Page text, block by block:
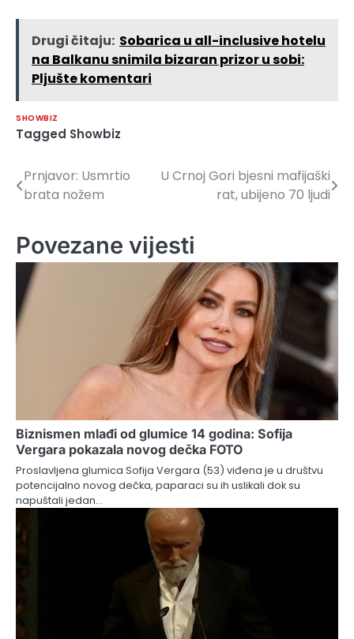
Drugi čitaju: Sobarica u all-inclusive hotelu
na Balkanu snimila bizaran prizor u sobi:
Pljušte komentari
SHOWBIZ
Tagged Showbiz
Navigacija
Prnjavor: Usmrtio
brata nožem
U Crnoj Gori bjesni mafijaški
rat, ubijeno 70 ljudi
Povezane vijesti
Biznismen mlađi od glumice 14 godina: Sofija
Vergara pokazala novog dečka FOTO
Proslavljena glumica Sofija Vergara (53) viđena je u društvu
potencijalno novog dečka, paparaci su ih uslikali dok su
napuštali jedan…